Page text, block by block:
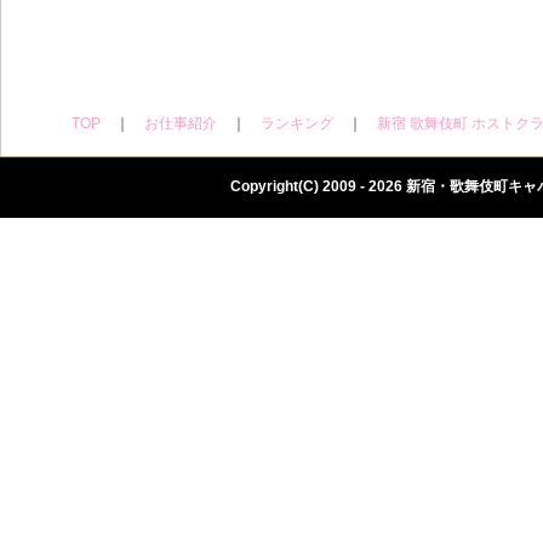
TOP｜ お仕事紹介 ランキング｜ 新宿 歌舞伎町 ホストク
Copyright(C) 2009 - 2026 新宿・歌舞伎町キ